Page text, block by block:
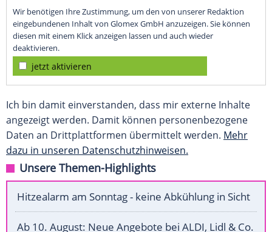
Wir benötigen Ihre Zustimmung, um den von unserer Redaktion
eingebundenen Inhalt von Glomex GmbH anzuzeigen. Sie können
diesen mit einem Klick anzeigen lassen und auch wieder
deaktivieren.
jetzt aktivieren
Ich bin damit einverstanden, dass mir externe Inhalte
angezeigt werden. Damit können personenbezogene
Daten an Drittplattformen übermittelt werden. Mehr
dazu in unseren Datenschutzhinweisen.
Unsere Themen-Highlights
Hitzealarm am Sonntag - keine Abkühlung in Sicht
Ab 10. August: Neue Angebote bei ALDI, Lidl & Co.